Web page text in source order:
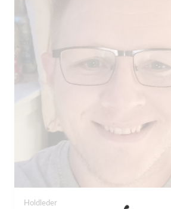
Holdleder